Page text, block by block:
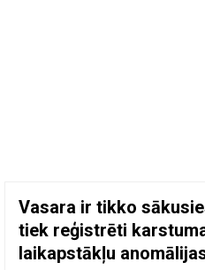
Vasara ir tikko
tiek reģistrēti
laikapstākļu